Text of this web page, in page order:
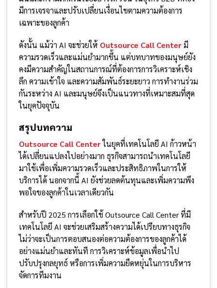
มีการเจรจาและปรับเปลี่ยนเงื่อนไขตามความต้องการ
เฉพาะของลูกค้า
ดังนั้น แม้ว่า AI จะช่วยให้ Outsource Call Centerมี
ความรวดเร็วและแม่นยำมากขึ้น แต่บทบาทของมนุษย์ยัง
คงมีความสำคัญในสถานการณ์ที่ต้องการการวิเคราะห์เชิง
ลึก ความเข้าใจ และความสัมพันธ์ระยะยาว การทำงานร่วม
กันระหว่าง AI และมนุษย์จึงเป็นแนวทางที่เหมาะสมที่สุด
ในยุคปัจจุบัน
สรุปบทความ
Outsource Call Centerในยุคที่เทคโนโลยี AI ก้าวหน้า
ได้เปลี่ยนแปลงไปอย่างมาก ธุรกิจสามารถนำเทคโนโลยี
มาใช้เพื่อเพิ่มความรวดเร็วและประสิทธิภาพในการให้
บริการได้ นอกจากนี้ AI ยังช่วยลดต้นทุนและเพิ่มความพึง
พอใจของลูกค้าในเวลาเดียวกัน
สำหรับปี 2025 การเลือกใช้ Outsource Call Center ที่มี
เทคโนโลยี AI จะช่วยเสริมสร้างความได้เปรียบทางธุรกิจ
ไม่ว่าจะเป็นการตอบสนองต่อความต้องการของลูกค้าได้
อย่างแม่นยำและทันที การวิเคราะห์ข้อมูลเพื่อนำไป
ปรับปรุงกลยุทธ์ หรือการเพิ่มความยืดหยุ่นในการบริหาร
จัดการทีมงาน